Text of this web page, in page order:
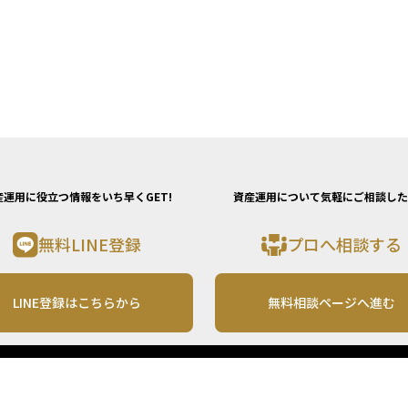
運用に役立つ情報をいち早くGET!
無料LINE登録
LINE登録はこちらから
資産運用について気軽にご相談し
プロへ相談する
無料相談ページへ進む